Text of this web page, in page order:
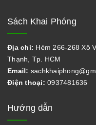
Sách Khai Phóng
Địa chỉ: Hẻm 266-268 Xô
Thạnh, Tp. HCM
Email:
Điện thoại: 0937481636
Hướng dẫn